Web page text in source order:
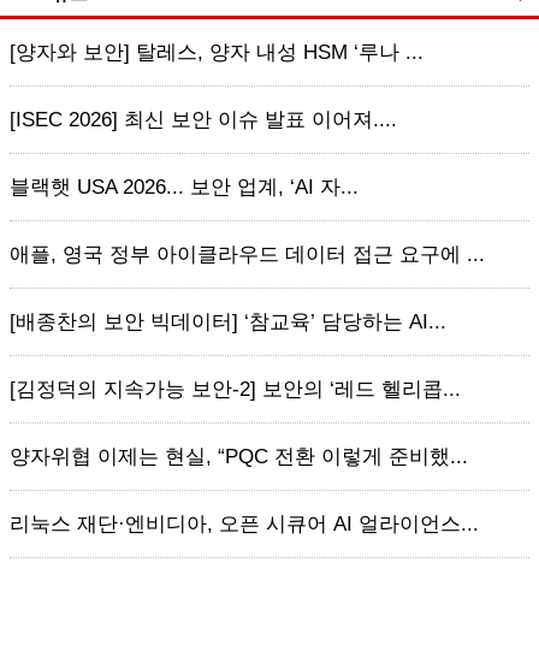
[양자와 보안] 탈레스, 양자 내성 HSM ‘루나 ...
[ISEC 2026] 최신 보안 이슈 발표 이어져....
블랙햇 USA 2026... 보안 업계, ‘AI 자...
애플, 영국 정부 아이클라우드 데이터 접근 요구에 ...
[배종찬의 보안 빅데이터] ‘참교육’ 담당하는 AI...
[김정덕의 지속가능 보안-2] 보안의 ‘레드 헬리콥...
양자위협 이제는 현실, “PQC 전환 이렇게 준비했...
리눅스 재단·엔비디아, 오픈 시큐어 AI 얼라이언스...